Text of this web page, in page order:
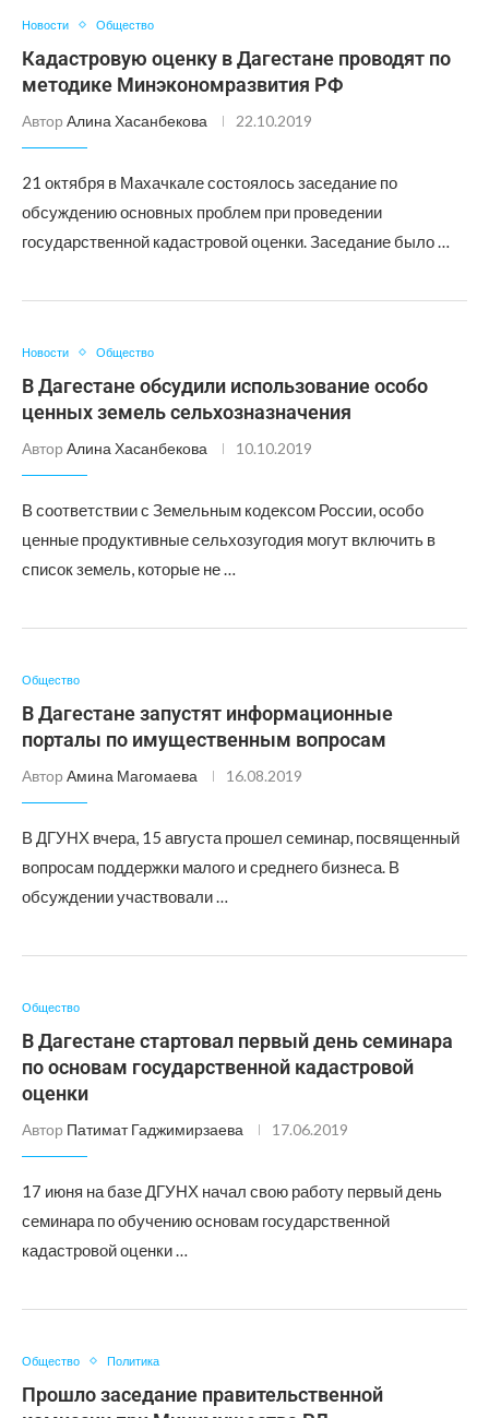
Новости Общество
Кадастровую оценку в Дагестане проводят по
методике Минэкономразвития РФ
Автор Алина Хасанбекова 22.10.2019
21 октября в Махачкале состоялось заседание по
обсуждению основных проблем при проведении
государственной кадастровой оценки. Заседание было …
Новости Общество
В Дагестане обсудили использование особо
ценных земель сельхозназначения
Автор Алина Хасанбекова 10.10.2019
В соответствии с Земельным кодексом России, особо
ценные продуктивные сельхозугодия могут включить в
список земель, которые не …
Общество
В Дагестане запустят информационные
порталы по имущественным вопросам
Автор Амина Магомаева 16.08.2019
В ДГУНХ вчера, 15 августа прошел семинар, посвященный
вопросам поддержки малого и среднего бизнеса. В
обсуждении участвовали …
Общество
В Дагестане стартовал первый день семинара
по основам государственной кадастровой
оценки
Автор Патимат Гаджимирзаева 17.06.2019
17 июня на базе ДГУНХ начал свою работу первый день
семинара по обучению основам государственной
кадастровой оценки …
Общество Политика
Прошло заседание правительственной